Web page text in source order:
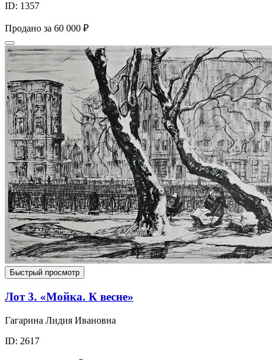
ID: 1357
Продано за 60 000 ₽
Быстрый просмотр
Лот 3. «Мойка. К весне»
Гагарина Лидия Ивановна
ID: 2617